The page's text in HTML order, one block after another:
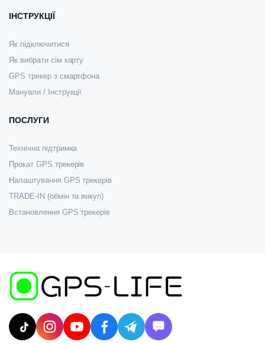
ІНСТРУКЦІЇ
Як підключитися
Як вибрати сім карту
GPS трекер з смартфона
Мануали / Інструкції
ПОСЛУГИ
Технічна підтримка
Прокат GPS трекерів
Налаштування GPS трекерів
TRADE-IN (обмін та викуп)
Встановлення GPS трекерів